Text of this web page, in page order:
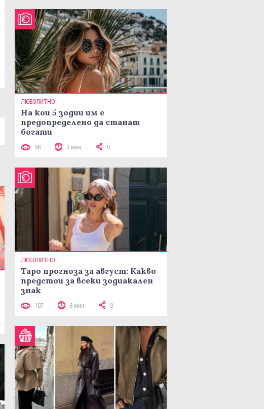
ЛЮБОПИТНО
На кои 5 зодии им е
предопределено да станат
богати
98 3 мин 0
ЛЮБОПИТНО
Таро прогноза за август: Какво
предстои за всеки зодиакален
знак
107 8 мин 0